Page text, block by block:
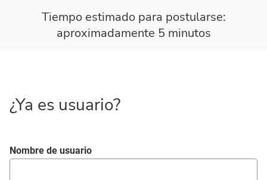
Tiempo estimado para postularse:
aproximadamente 5 minutos
¿Ya es usuario?
Iniciar sesión
Nombre de usuario